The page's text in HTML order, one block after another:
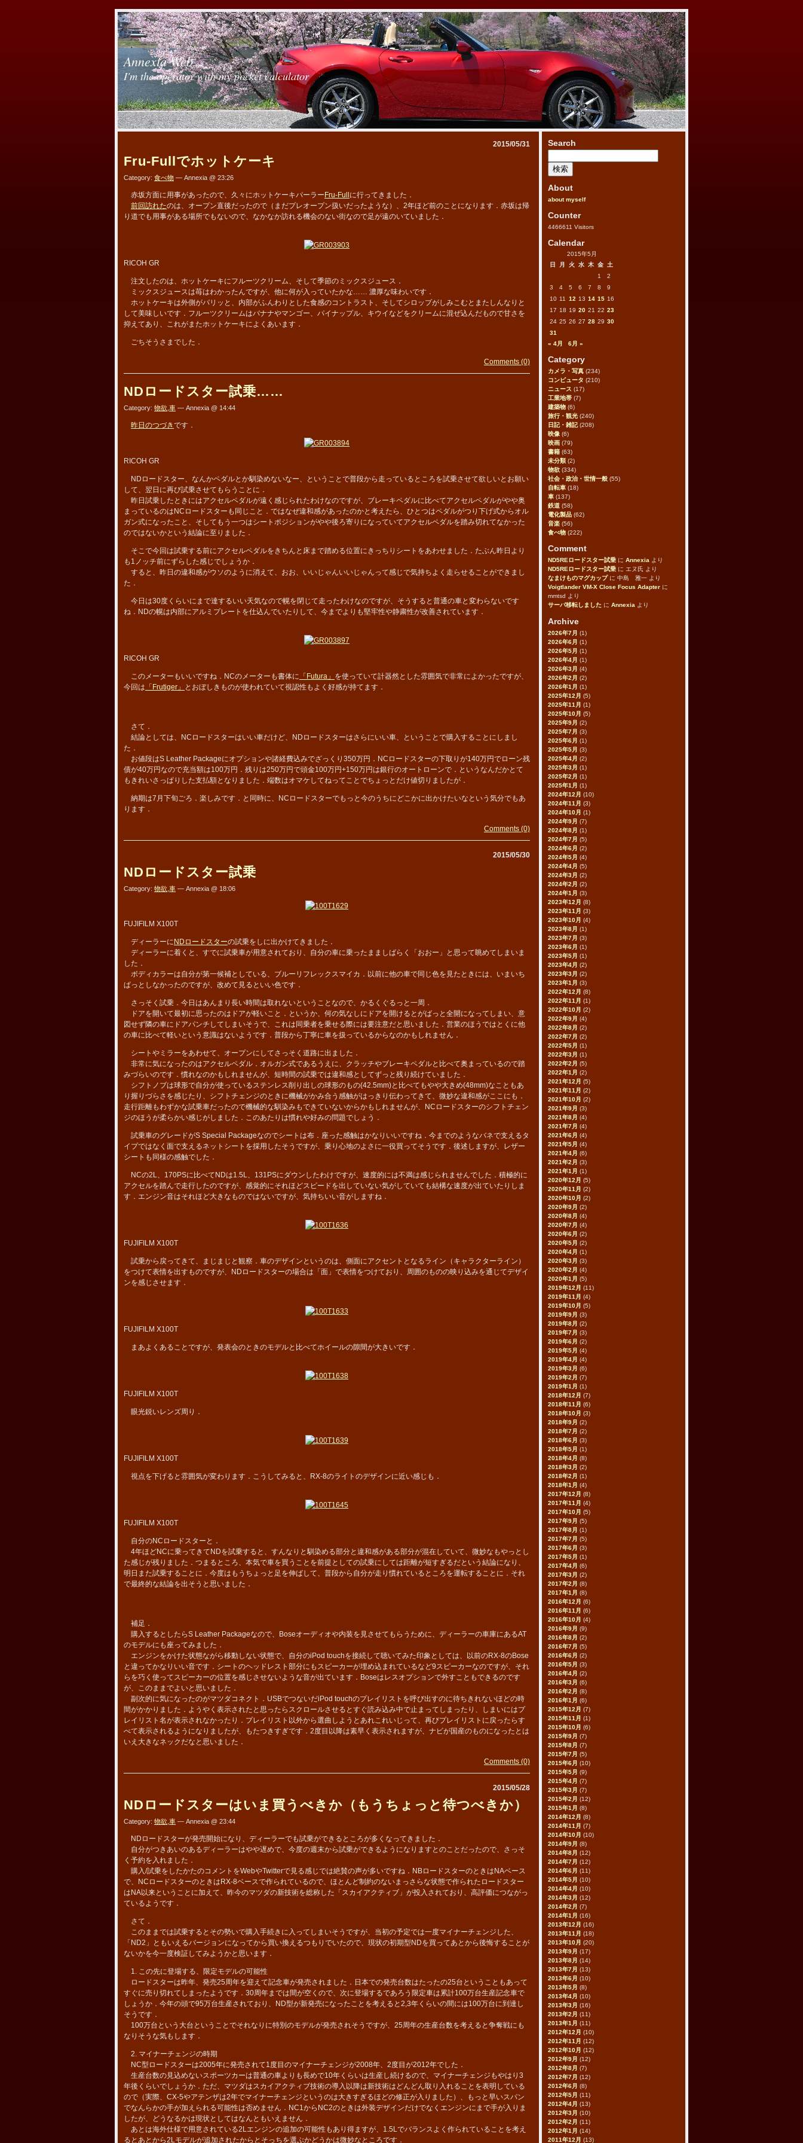
Annexia Web
I'm the operator with my pocket calculator
Search
索:
About
about myself
Counter
4466611 Visitors
Calendar
2015年5月
日
月 火 水 木 金
土
1
2
3
4 5 6 7 8
9
10 11 12 13 14 15 16
17 18 19 20 21 22 23
24 25 26 27 28 29 30
31
« 4月
6月 »
Category
カメラ・写真 (234)
コンピュータ (210)
ニュース (17)
工業地帯 (7)
建築物 (6)
旅行・観光 (240)
日記・雑記(208)
映像 (6)
映画 (79)
書籍 (63)
未分類 (2)
物欲 (334)
社会・政治・世情一般 (55)
自転車 (18)
車 (137)
鉄道 (58)
電化製品 (62)
音楽 (56)
食べ物 (222)
Comment
ND5REロードスター試乗 に Annexia より
ND5REロードスター試乗 に エヌ氏 より
なまけものマグカップに 中島 雅一 より
Voigtlander VM-X Close Focus Adapter に
mmtsd より
サーバ移転しました に Annexia より
Archive
2026年7月 (1)
2026年6月 (1)
2026年5月 (1)
2026年4月 (1)
2026年3月 (4)
2026年2月 (2)
2026年1月 (1)
2025年12月 (5)
2025年11月 (1)
2025年10月 (5)
2025年9月 (2)
2025年7月 (3)
2025年6月 (1)
2025年5月 (3)
2025年4月 (2)
2025年3月 (1)
2025年2月 (1)
2025年1月 (1)
2024年12月 (10)
2024年11月 (3)
2024年10月 (1)
2024年9月 (7)
2024年8月 (1)
2024年7月 (5)
2024年6月 (2)
2024年5月 (4)
2024年4月 (5)
2024年3月 (2)
2024年2月 (2)
2024年1月 (3)
2023年12月 (8)
2023年11月 (3)
2023年10月 (4)
2023年8月 (1)
2023年7月 (3)
2023年6月 (1)
2023年5月 (1)
2023年4月 (2)
2023年3月 (2)
2023年1月 (3)
2022年12月 (8)
2022年11月 (1)
2022年10月 (2)
2022年9月 (4)
2022年8月 (2)
2022年7月 (2)
2022年5月 (1)
2022年3月 (1)
2022年2月 (5)
2022年1月 (2)
2021年12月 (5)
2021年11月 (2)
2021年10月 (2)
2021年9月 (3)
2021年8月 (4)
2021年7月 (4)
2021年6月 (4)
2021年5月 (4)
2021年4月 (6)
2021年2月 (3)
2021年1月 (1)
2020年12月 (5)
2020年11月 (2)
2020年10月 (2)
2020年9月 (2)
2020年8月 (4)
2020年7月 (4)
2020年6月 (2)
2020年5月 (2)
2020年4月 (1)
2020年3月 (3)
2020年2月 (4)
2020年1月 (5)
2019年12月 (11)
2019年11月 (4)
2019年10月 (5)
2019年9月 (3)
2019年8月 (2)
2019年7月 (3)
2019年6月 (2)
2019年5月 (4)
2019年4月 (4)
2019年3月 (6)
2019年2月 (7)
2019年1月 (1)
2018年12月 (7)
2018年11月 (6)
2018年10月 (3)
2018年9月 (2)
2018年7月 (2)
2018年6月 (3)
2018年5月 (1)
2018年4月 (8)
2018年3月 (2)
2018年2月 (1)
2018年1月 (4)
2017年12月 (8)
2017年11月 (4)
2017年10月 (5)
2017年9月 (5)
2017年8月 (1)
2017年7月 (5)
2017年6月 (3)
2017年5月 (1)
2017年4月 (6)
2017年3月 (2)
2017年2月 (8)
2017年1月 (8)
2016年12月 (6)
2016年11月 (6)
2016年10月 (4)
2016年9月 (9)
2016年8月 (2)
2016年7月 (5)
2016年6月 (2)
2016年5月 (3)
2016年4月 (2)
2016年3月 (6)
2016年2月 (8)
2016年1月 (6)
2015年12月 (7)
2015年11月 (1)
2015年10月 (6)
2015年9月 (7)
2015年8月 (7)
2015年7月 (5)
2015年6月 (10)
2015年5月 (9)
2015年4月 (7)
2015年3月 (7)
2015年2月 (12)
2015年1月 (8)
2014年12月 (8)
2014年11月 (7)
2014年10月 (10)
2014年9月 (8)
2014年8月 (12)
2014年7月 (12)
2014年6月 (11)
2014年5月 (10)
2014年4月 (10)
2014年3月 (12)
2014年2月 (7)
2014年1月 (16)
2013年12月 (16)
2013年11月 (18)
2013年10月 (20)
2013年9月 (17)
2013年8月 (14)
2013年7月 (13)
2013年6月 (10)
2013年5月 (8)
2013年4月 (10)
2013年3月 (16)
2013年2月 (11)
2013年1月 (11)
2012年12月 (10)
2012年11月 (12)
2012年10月 (12)
2012年9月 (12)
2012年8月 (7)
2012年7月 (12)
2012年6月 (8)
2012年5月 (11)
2012年4月 (13)
2012年3月 (10)
2012年2月 (11)
2012年1月 (14)
2011年12月 (13)
2015/05/31
Fru-Fullでホットケーキ
Category: 食べ物 — Annexia @ 23:26
赤坂方面に用事があったので、久々にホットケーキパーラーFru-Fullに行ってきました．
前回訪れたのは、オープン直後だったので（まだプレオープン扱いだったような）、2年ほど前のことになります．赤坂は帰
り道でも用事がある場所でもないので、なかなか訪れる機会のない街なので足が遠のいていました．
RICOH GR
注文したのは、ホットケーキにフルーツクリーム、そして季節のミックスジュース．
ミックスジュースは苺はわかったんですが、他に何が入っていたかな…… 濃厚な味わいです．
ホットケーキは外側がパリッと、内部がふんわりとした食感のコントラスト、そしてシロップがしみこむとまたしんなりと
して美味しいです．フルーツクリームはバナナやマンゴー、パイナップル、キウイなどをクリームに混ぜ込んだもので甘さを
抑えてあり、これがまたホットケーキによくあいます．
ごちそうさまでした．
Comments (0)
NDロードスター試乗……
Category: 物欲 車 — Annexia @ 14:44
昨日のつづきです．
RICOH GR
NDロードスター、なんかペダルとか馴染めないなー、ということで普段から走っているところを試乗させて欲しいとお願い
して、翌日に再び試乗させてもらうことに．
昨日試乗したときにはアクセルペダルが遠く感じられたわけなのですが、ブレーキペダルに比べてアクセルペダルがやや奥
まっているのはNCロードスターも同じこと．ではなぜ違和感があったのかと考えたら、ひとつはペダルがつり下げ式からオル
ガン式になったこと、そしてもう一つはシートポジションがやや後ろ寄りになっていてアクセルペダルを踏み切れてなかった
のではないかという結論に至りました．
そこで今回は試乗する前にアクセルペダルをきちんと床まで踏める位置にきっちりシートをあわせました．たぶん昨日より
も1ノッチ前にずらした感じでしょうか．
すると、昨日の違和感がウソのように消えて、おお、いいじゃんいいじゃんって感じで気持ちよく走らせることができまし
た．
今日は30度くらいにまで達するいい天気なので幌を閉じて走ったわけなのですが、そうすると普通の車と変わらないです
ね．NDの幌は内部にアルミプレートを仕込んでいたりして、今までよりも堅牢性や静粛性が改善されています．
RICOH GR
このメーターもいいですね．NCのメーターも書体に 「Futura」 を使っていて計器然とした雰囲気で非常によかったですが、
今回は 「Frutiger」 とおぼしきものが使われていて視認性もよく好感が持てます．
さて．
結論としては、NCロードスターはいい車だけど、NDロードスターはさらにいい車、ということで購入することにしまし
た．
お値段はS Leather Packageにオプションや諸経費込みでざっくり350万円．NCロードスターの下取りが140万円でローン残
債が40万円なので充当額は100万円．残りは250万円で頭金100万円+150万円は銀行のオートローンで．というなんだかとて
もきれいさっぱりした支払額となりました．端数はオマケしてねってことでちょっとだけ値切りましたが．
納期は7月下旬ごろ．楽しみです．と同時に、NCロードスターでもっと今のうちにどこかに出かけたいなという気分でもあ
ります．
Comments (0)
2015/05/30
NDロードスター試乗
Category: 物欲 車 — Annexia @ 18:06
FUJIFILM X100T
ディーラーにNDロードスターの試乗をしに出かけてきました．
ディーラーに着くと、すでに試乗車が用意されており、自分の車に乗ったまましばらく「おおー」と思って眺めてしまいま
した．
ボディカラーは自分が第一候補としている、ブルーリフレックスマイカ．以前に他の車で同じ色を見たときには、いまいち
ぱっとしなかったのですが、改めて見るといい色です．
さっそく試乗．今日はあんまり長い時間は取れないということなので、かるくぐるっと一周．
ドアを開いて最初に思ったのはドアが軽いこと．というか、何の気なしにドアを開けるとがばっと全開になってしまい、意
図せず隣の車にドアパンチしてしまいそうで、これは同乗者を乗せる際には要注意だと思いました．営業のほうではとくに他
の車に比べて軽いという意識はないようです．普段から丁寧に車を扱っているからなのかもしれません．
シートやミラーをあわせて、オープンにしてさっそく道路に出ました．
非常に気になったのはアクセルペダル．オルガン式であるうえに、クラッチやブレーキペダルと比べて奥まっているので踏
みづらいのです．慣れなのかもしれませんが、短時間の試乗では違和感としてずっと残り続けていました．
シフトノブは球形で自分が使っているステンレス削り出しの球形のもの(42.5mm)と比べてもやや大きめ(48mm)なこともあ
り握りづらさを感じたり、シフトチェンジのときに機械がかみ合う感触がはっきり伝わってきて、微妙な違和感がここにも．
走行距離もわずかな試乗車だったので機械的な馴染みもできていないからかもしれませんが、NCロードスターのシフトチェン
ジのほうが柔らかい感じがしました．このあたりは慣れや好みの問題でしょう．
試乗車のグレードがS Special Packageなのでシートは布．座った感触はかなりいいですね．今までのようなバネで支えるタ
イプではなく面で支えるネットシートを採用したそうですが、乗り心地のよさに一役買ってそうです．後述しますが、レザー
シートも同様の感触でした．
NCの2L、170PSに比べてNDは1.5L、131PSにダウンしたわけですが、速度的には不満は感じられませんでした．積極的に
アクセルを踏んで走行したのですが、感覚的にそれほどスピードを出していない気がしていても結構な速度が出ていたりしま
す．エンジン音はそれほど大きなものではないですが、気持ちいい音がしますね．
FUJIFILM X100T
試乗から戻ってきて、まじまじと観察．車のデザインというのは、側面にアクセントとなるライン（キャラクターライン）
をつけて表情を出すものですが、NDロードスターの場合は「面」で表情をつけており、周囲のものの映り込みを通じてデザイ
ンを感じさせます．
FUJIFILM X100T
まあよくあることですが、発表会のときのモデルと比べてホイールの隙間が大きいです．
FUJIFILM X100T
眼光鋭いレンズ周り．
FUJIFILM X100T
視点を下げると雰囲気が変わります．こうしてみると、RX-8のライトのデザインに近い感じも．
FUJIFILM X100T
自分のNCロードスターと．
4年ほどNCに乗ってきてNDを試乗すると、すんなりと馴染める部分と違和感がある部分が混在していて、微妙なもやっとし
た感じが残りました．つまるところ、本気で車を買うことを前提としての試乗にしては距離が短すぎるだという結論になり、
明日また試乗することに．今度はもうちょっと足を伸ばして、普段から自分が走り慣れているところを運転することに．それ
で最終的な結論を出そうと思いました．
補足．
購入するとしたらS Leather Packageなので、Boseオーディオや内装を見させてもらうために、ディーラーの車庫にあるAT
のモデルにも座ってみました．
エンジンをかけた状態ながら移動しない状態で、自分のiPod touchを接続して聴いてみた印象としては、以前のRX-8のBose
と違ってかなりいい音です．シートのヘッドレスト部分にもスピーカーが埋め込まれているなど9スピーカーなのですが、それ
らを巧く使ってスピーカーの位置を感じさせないような音が出ています．Boseはレスオプションで外すこともできるのです
が、このままでよいと思いました．
副次的に気になったのがマツダコネクト．USBでつないだiPod touchのプレイリストを呼び出すのに待ちきれないほどの時
間がかかりました．ようやく表示されたと思ったらスクロールさせるとすぐ読み込み中で止まってしまったり、しまいにはプ
レイリスト名が表示されなかったり．プレイリスト以外から選曲しようとあれこれいじって、再びプレイリストに戻ったらす
べて表示されるようになりましたが、もたつきすぎです．2度目以降は素早く表示されますが、ナビが国産のものになったとは
いえ大きなネックだなと思いました．
Comments (0)
2015/05/28
NDロードスターはいま買うべきか（もうちょっと待つべきか）
Category: 物欲 車 — Annexia @ 23:44
NDロードスターが発売開始になり、ディーラーでも試乗ができるところが多くなってきました．
自分がつきあいのあるディーラーはやや遅めで、今度の週末から試乗ができるようになりますとのことだったので、さっそ
く予約を入れました．
購入/試乗をしたかたのコメントをWebやTwitterで見る感じでは絶賛の声が多いですね．NBロードスターのときはNAベース
で、NCロードスターのときはRX-8ベースで作られているので、ほとんど制約のないまっさらな状態で作られたロードスター
はNA以来ということに加えて、昨今のマツダの新技術を総称した「スカイアクティブ」が投入されており、高評価につながっ
ているようです．
さて．
このままでは試乗するとその勢いで購入手続きに入ってしまいそうですが、当初の予定では一度マイナーチェンジした、
「ND2」ともいえるバージョンになってから買い換えるつもりでいたので、現状の初期型NDを買ってあとから後悔することが
ないかを今一度検証してみようかと思います．
1. この先に登場する、限定モデルの可能性
ロードスターは昨年、発売25周年を迎えて記念車が発売されました．日本での発売台数はたったの25台ということもあって
すぐに売り切れてしまったようです．30周年までは間が空くので、次に登場するであろう限定車は累計100万台生産記念車で
しょうか．今年の頭で95万台生産されており、ND型が新発売になったことを考えると2,3年くらいの間には100万台に到達し
そうです．
100万台という大台ということでそれなりに特別のモデルが発売されそうですが、25周年の生産台数を考えると争奪戦にも
なりそうな気もします．
2. マイナーチェンジの時期
NC型ロードスターは2005年に発売されて1度目のマイナーチェンジが2008年、2度目が2012年でした．
生産台数の見込めないスポーツカーは普通の車よりも長めで10年くらいは生産し続けるので、マイナーチェンジもやはり3
年後くらいでしょうか．ただ、マツダはスカイアクティブ技術の導入以降は新技術はどんどん取り入れることを表明している
ので（実際、CX-5やアテンザは2年でマイナーチェンジというのは大きすぎるほどの修正が入りました）、もっと早いスパン
でなんらかの手が加えられる可能性は否めません．NC1からNC2のときは外装デザインだけでなくエンジンにまで手が入りま
したが、どうなるかは現状としてはなんともいえません．
あとは海外仕様で用意されている2Lエンジンの追加の可能性もあり得ますが、1.5Lでバランスよく作られていることを考え
るとあとから2Lモデルが追加されたからとそっちを選ぶかどうかは微妙なところです．